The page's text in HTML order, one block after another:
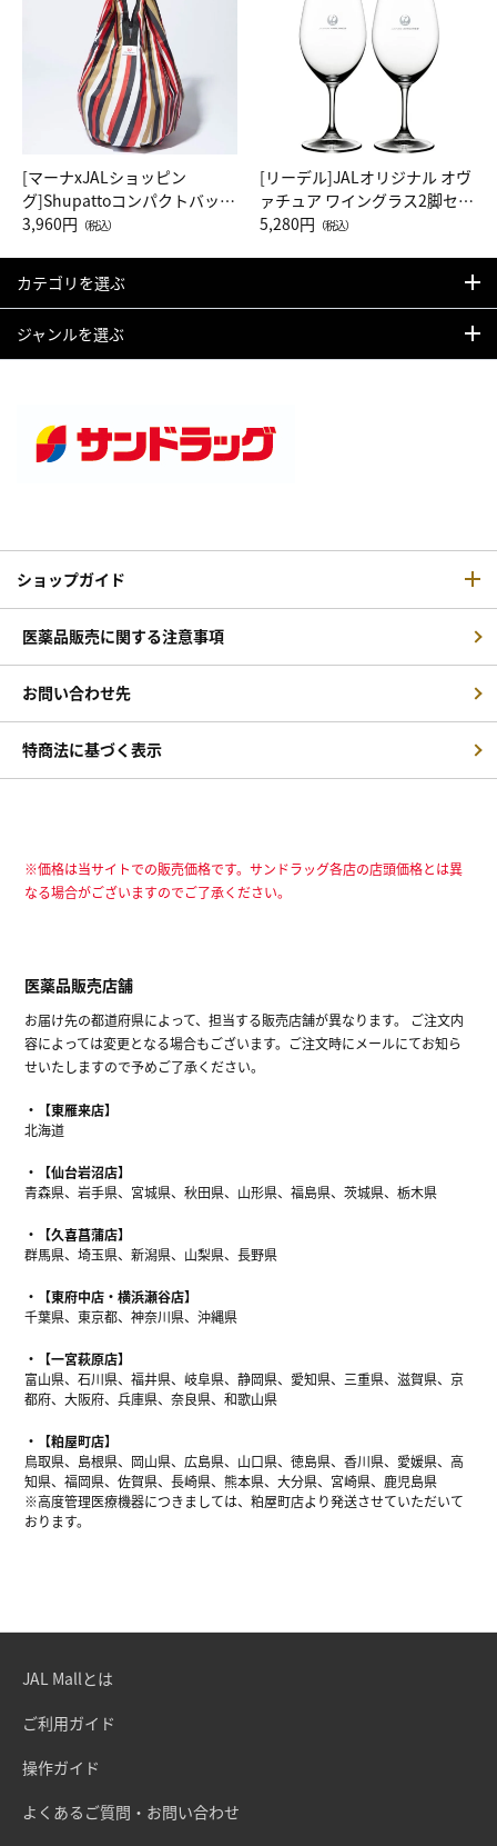
[マーナxJALショッピン
グ]Shupattoコンパクトバッグ
Drop JAL客室乗務員（LC）ス
3,960円 （税込）
[リーデル]JALオリジナル オヴ
ァチュア ワイングラス2脚セッ
ト（レッドワイン）
5,280円 （税込）
カテゴリを選ぶ
ジャンルを選ぶ
ショップガイド
医薬品販売に関する注意事項
お問い合わせ先
特商法に基づく表示
※価格は当サイトでの販売価格です。サンドラッグ各店の店頭価格とは異
なる場合がございますのでご了承ください。
医薬品販売店舗
お届け先の都道府県によって、担当する販売店舗が異なります。 ご注文内
容によっては変更となる場合もございます。ご注文時にメールにてお知ら
せいたしますので予めご了承ください。
【東雁来店】
北海道
【仙台岩沼店】
青森県、岩手県、宮城県、秋田県、山形県、福島県、茨城県、栃木県
【久喜菖蒲店】
群馬県、埼玉県、新潟県、山梨県、長野県
【東府中店・横浜瀬谷店】
千葉県、東京都、神奈川県、沖縄県
【一宮萩原店】
富山県、石川県、福井県、岐阜県、静岡県、愛知県、三重県、滋賀県、京
都府、大阪府、兵庫県、奈良県、和歌山県
【粕屋町店】
鳥取県、島根県、岡山県、広島県、山口県、徳島県、香川県、愛媛県、高
知県、福岡県、佐賀県、長崎県、熊本県、大分県、宮崎県、鹿児島県
※高度管理医療機器につきましては、粕屋町店より発送させていただいて
おります。
JAL Mallとは
ご利用ガイド
操作ガイド
よくあるご質問・お問い合わせ